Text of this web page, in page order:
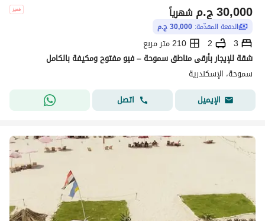
ج.م30,000 شهرياً
الدفعة المقدّمة: 30,000 ج.م
3
2
210 متر مربع
شقة للإيجار بأرقى مناطق سموحة – فيو مفتوح ومكيفة بالكامل
سموحة، الإسكندرية
الإيميل
اتصل